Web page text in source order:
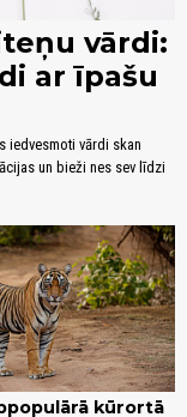
vārdi:
ar īpašu
iedvesmoti vārdi skan
un bieži nes sev līdzi
kūrortā